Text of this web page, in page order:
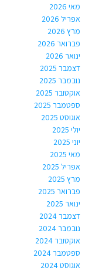
מאי 2026
אפריל 2026
מרץ 2026
פברואר 2026
ינואר 2026
דצמבר 2025
נובמבר 2025
אוקטובר 2025
ספטמבר 2025
אוגוסט 2025
יולי 2025
יוני 2025
מאי 2025
אפריל 2025
מרץ 2025
פברואר 2025
ינואר 2025
דצמבר 2024
נובמבר 2024
אוקטובר 2024
ספטמבר 2024
אוגוסט 2024